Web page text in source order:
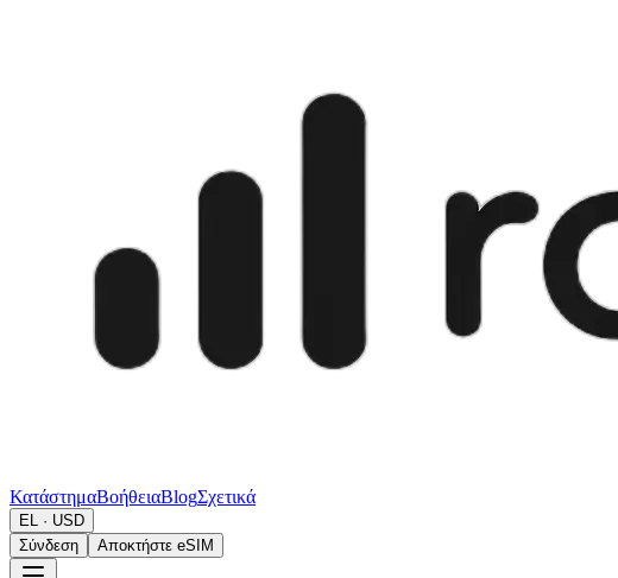
ΚατάστημαΒοήθειαBlogΣχετικά
EL · USD
Σύνδεση
Αποκτήστε eSIM